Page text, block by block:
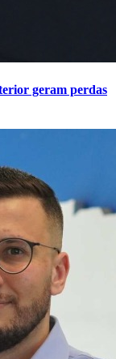
geram perdas